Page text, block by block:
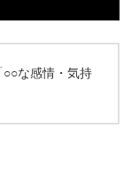
な感情・気持